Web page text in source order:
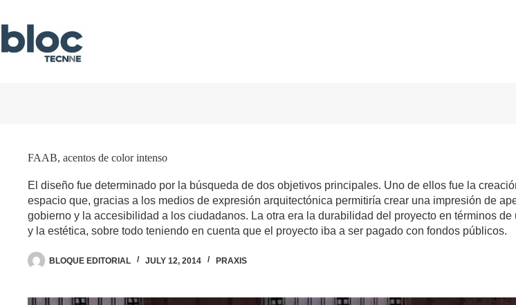
content
FAAB, acentos de color intenso
El diseño fue determinado por la búsqueda de dos objetivos principales. Uno de ellos fue la
espacio que, gracias a los medios de expresión arquitectónica permitiría crear una impresión de
gobierno y la accesibilidad a los ciudadanos. La otra era la durabilidad del proyecto en términos de
y la estética, sobre todo teniendo en cuenta que el proyecto iba a ser pagado con fondos públicos.
BLOQUE EDITORIAL JULY 12, 2014 PRAXIS